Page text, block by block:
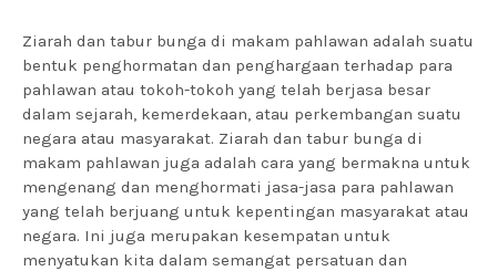
Ziarah dan tabur bunga di makam pahlawan adalah suatu
bentuk penghormatan dan penghargaan terhadap para
pahlawan atau tokoh-tokoh yang telah berjasa besar
dalam sejarah, kemerdekaan, atau perkembangan suatu
negara atau masyarakat. Ziarah dan tabur bunga di
makam pahlawan juga adalah cara yang bermakna untuk
mengenang dan menghormati jasa-jasa para pahlawan
yang telah berjuang untuk kepentingan masyarakat atau
negara. Ini juga merupakan kesempatan untuk
menyatukan kita dalam semangat persatuan dan